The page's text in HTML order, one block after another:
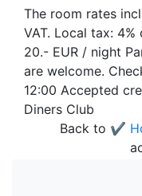
The room rates
VAT. Local tax:
20.- EUR / night
are welcome.
12:00 Accepted
Diners Club
Back to ✔️